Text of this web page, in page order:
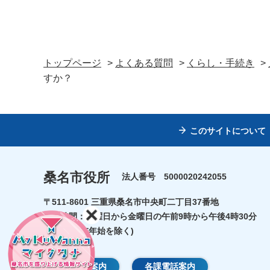
トップページ > よくある質問 > くらし・手続き >
すか？
このサイトについて
桑名市役所 法人番号 5000020242055
〒511-8601 三重県桑名市中央町二丁目37番地
開庁時間：月曜日から金曜日の午前9時から午後4時30分
(祝日・年末年始を除く)
庁舎のご案内 各課電話案内